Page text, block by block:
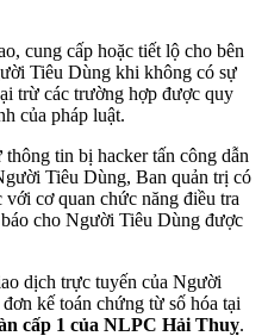
cung cấp hoặc tiết lộ cho bên
Tiêu Dùng khi không có sự
trừ các trường hợp được quy
của pháp luật.
tin bị hacker tấn công dẫn
Tiêu Dùng, Ban quản trị có
cơ quan chức năng điều tra
cho Người Tiêu Dùng được
dịch trực tuyến của Người
kế toán chứng từ số hóa tại
cấp 1 của NLPC Hải Thuỵ.